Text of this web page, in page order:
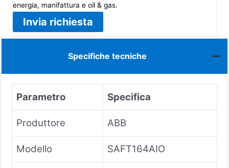
energia, manifattura e oil & gas.
Invia richiesta
Specifiche tecniche
Parametro Specifica
Produttore ABB
Modello SAFT164AIO